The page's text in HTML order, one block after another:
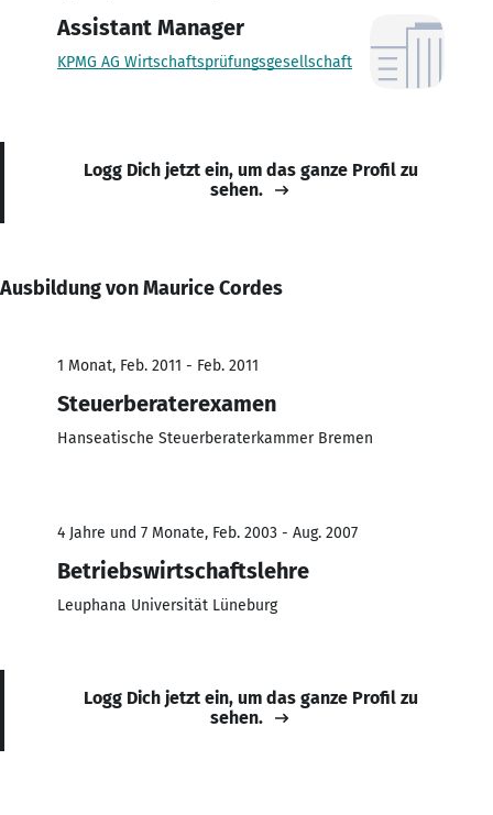
Assistant Manager
KPMG AG Wirtschaftsprüfungsgesellschaft
Logg Dich jetzt ein, um das ganze Profil zu
sehen.
Ausbildung von Maurice Cordes
1 Monat, Feb. 2011 - Feb. 2011
Steuerberaterexamen
Hanseatische Steuerberaterkammer Bremen
4 Jahre und 7 Monate, Feb. 2003 - Aug. 2007
Betriebswirtschaftslehre
Leuphana Universität Lüneburg
Logg Dich jetzt ein, um das ganze Profil zu
sehen.